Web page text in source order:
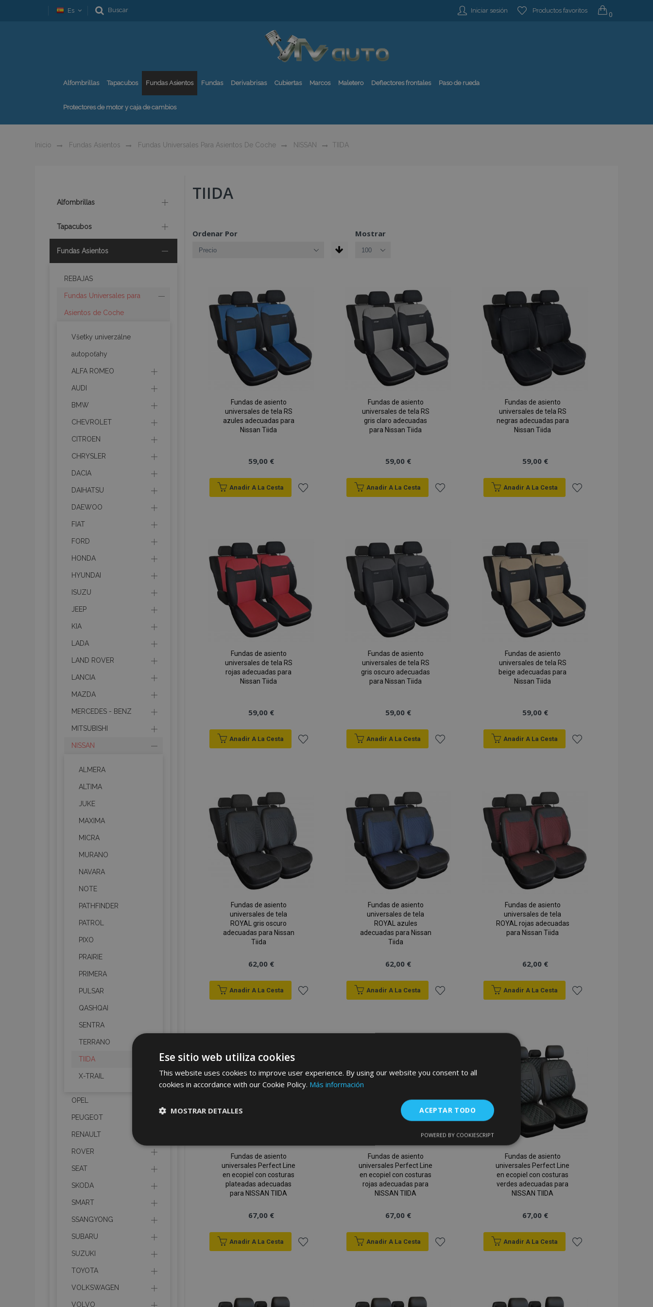
Es Buscar Iniciar sesión Productos favoritos 0
Alfombrillas Tapacubos Fundas Asientos Fundas Derivabrisas Cubiertas Marcos Maletero Deflectores frontales Paso de rueda
Protectores de motor y caja de cambios
Inicio Fundas Asientos Fundas Universales Para Asientos De Coche NISSAN TIIDA
TIIDA
Ordenar Por Mostrar
Fundas de asiento
universales de tela RS
azules adecuadas para
Nissan Tiida
59,00 €
Anadir A La Cesta
Deseos
Fundas de asiento
universales de tela RS
gris claro adecuadas
para Nissan Tiida
59,00 €
Anadir A La Cesta
Deseos
Fundas de asiento
universales de tela RS
negras adecuadas para
Nissan Tiida
59,00 €
Anadir A La Cesta
Deseos
Fundas de asiento
universales de tela RS
rojas adecuadas para
Nissan Tiida
59,00 €
Anadir A La Cesta
Deseos
Fundas de asiento
universales de tela RS
gris oscuro adecuadas
para Nissan Tiida
59,00 €
Anadir A La Cesta
Deseos
Fundas de asiento
universales de tela RS
beige adecuadas para
Nissan Tiida
59,00 €
Anadir A La Cesta
Deseos
Fundas de asiento
universales de tela
ROYAL gris oscuro
adecuadas para Nissan
Tiida
62,00 €
Anadir A La Cesta
Deseos
Fundas de asiento
universales de tela
ROYAL azules
adecuadas para Nissan
Tiida
62,00 €
Anadir A La Cesta
Fundas de asiento
universales de tela
ROYAL rojas adecuadas
para Nissan Tiida
62,00 €
Anadir A La Cesta
de
Deseos
Fundas de asiento
universales Perfect Line
en ecopiel con costuras
plateadas adecuadas
para NISSAN TIIDA
67,00 €
Anadir A La Cesta
Fundas de asiento
universales Perfect Line
en ecopiel con costuras
rojas adecuadas para
NISSAN TIIDA
67,00 €
Anadir A La Cesta
Fundas de asiento
universales Perfect Line
en ecopiel con costuras
verdes adecuadas para
NISSAN TIIDA
67,00 €
Anadir A La Cesta
Alfombrillas
Tapacubos
Fundas Asientos
REBAJAS
Fundas Universales para
Asientos de Coche
Všetky univerzálne
autopoťahy
ALFA ROMEO
AUDI
BMW
CHEVROLET
CITROEN
CHRYSLER
DACIA
DAIHATSU
DAEWOO
FIAT
FORD
HONDA
HYUNDAI
ISUZU
JEEP
KIA
LADA
LAND ROVER
LANCIA
MAZDA
MERCEDES - BENZ
MITSUBISHI
NISSAN
ALMERA
ALTIMA
JUKE
MAXIMA
MICRA
MURANO
NAVARA
NOTE
PATHFINDER
PATROL
PIXO
PRAIRIE
PRIMERA
PULSAR
QASHQAI
SENTRA
TERRANO
TIIDA
X-TRAIL
OPEL
PEUGEOT
RENAULT
ROVER
SEAT
SKODA
SMART
SSANGYONG
SUBARU
SUZUKI
TOYOTA
VOLKSWAGEN
VOLVO
Ese sitio web utiliza cookies
This website uses cookies to improve user experience. By using our website you consent to all
cookies in accordance with our Cookie Policy. Más información
ACEPTAR TODO
MOSTRAR DETALLES
estrictamente
rendimiento
preferencias
Cookies de
funcionalidad
Cookies de funcionalidad
Adobe Inc.
Almacena ID de productos de productos
POWERED BY COOKIESCRIPT